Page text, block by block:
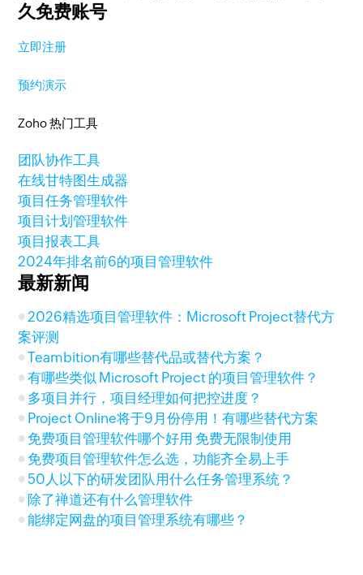
久免费账号
立即注册
预约演示
Zoho 热门工具
团队协作工具
在线甘特图生成器
项目任务管理软件
项目计划管理软件
项目报表工具
2024年排名前6的项目管理软件
最新新闻
2026精选项目管理软件：Microsoft Project替代方
案评测
Teambition有哪些替代品或替代方案？
有哪些类似 Microsoft Project 的项目管理软件？
多项目并行，项目经理如何把控进度？
Project Online将于9月份停用！有哪些替代方案
免费项目管理软件哪个好用 免费无限制使用
免费项目管理软件怎么选，功能齐全易上手
50人以下的研发团队用什么任务管理系统？
除了禅道还有什么管理软件
能绑定网盘的项目管理系统有哪些？